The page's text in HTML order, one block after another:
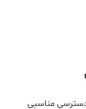
دسترسی مناسبی